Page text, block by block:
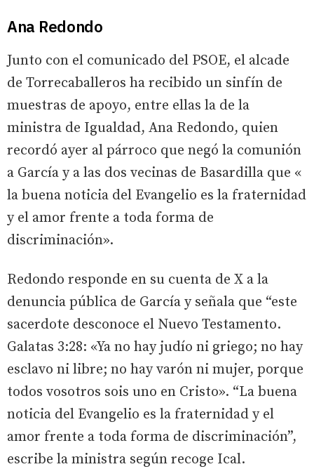
Ana Redondo
Junto con el comunicado del PSOE, el alcade
de Torrecaballeros ha recibido un sinfín de
muestras de apoyo, entre ellas la de la
ministra de Igualdad, Ana Redondo, quien
recordó ayer al párroco que negó la comunión
a García y a las dos vecinas de Basardilla que «
la buena noticia del Evangelio es la fraternidad
y el amor frente a toda forma de
discriminación».
Redondo responde en su cuenta de X a la
denuncia pública de García y señala que “este
sacerdote desconoce el Nuevo Testamento.
Galatas 3:28: «Ya no hay judío ni griego; no hay
esclavo ni libre; no hay varón ni mujer, porque
todos vosotros sois uno en Cristo». “La buena
noticia del Evangelio es la fraternidad y el
amor frente a toda forma de discriminación”,
escribe la ministra según recoge Ical.